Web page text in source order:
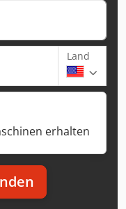
Land
erhalten